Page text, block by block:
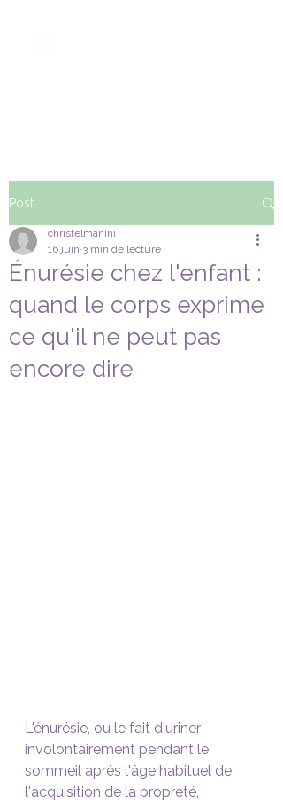
Post
Énurésie chez l'enfant :
quand le corps exprime
ce qu'il ne peut pas
encore dire
christelmanini
16 juin 3 min de lecture
L'énurésie, ou le fait d'uriner
involontairement pendant le
sommeil après l'âge habituel de
l'acquisition de la propreté,